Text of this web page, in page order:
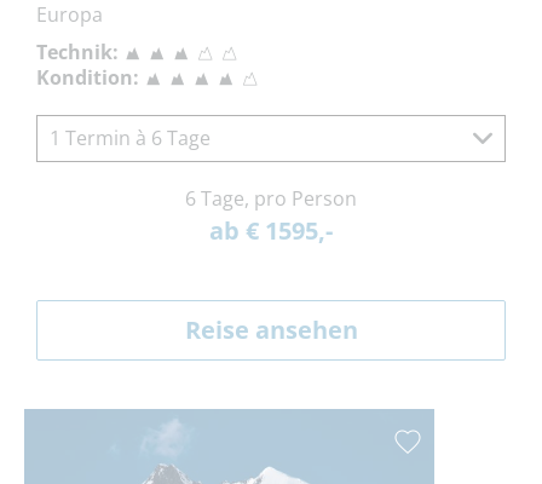
Europa
Technik:
Kondition:
1 Termin à 6 Tage
6 Tage, pro Person
ab € 1595,-
Reise ansehen